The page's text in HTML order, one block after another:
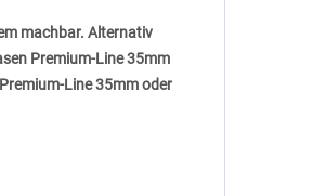
machbar. Alternativ
Premium-Line 35mm
Line 35mm oder